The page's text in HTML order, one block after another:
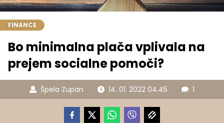
FINANCE
Bo minimalna plača vplivala na
prejem socialne pomoči?
Špela Zupan 14. 01. 2022 04.45 1